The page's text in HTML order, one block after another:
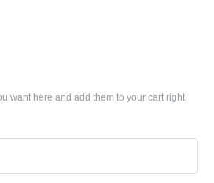
amount or use the buttons to increase or decrease the
want here and add them to your cart right